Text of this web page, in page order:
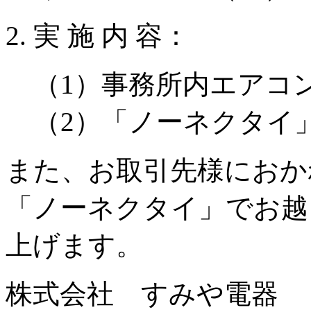
実 施 内 容：
（1）事務所内エア
（2）「ノーネクタイ
また、お取引先様にお
「ノーネクタイ」でお
上げます。
株式会社 すみや電器